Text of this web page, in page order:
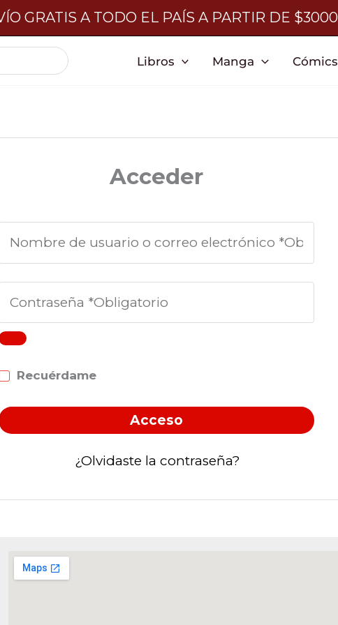
GRATIS A TODO EL PAÍS A PARTIR DE $3000
Libros Manga Cómics
Acceder
Recuérdame
Acceso
¿Olvidaste la contraseña?